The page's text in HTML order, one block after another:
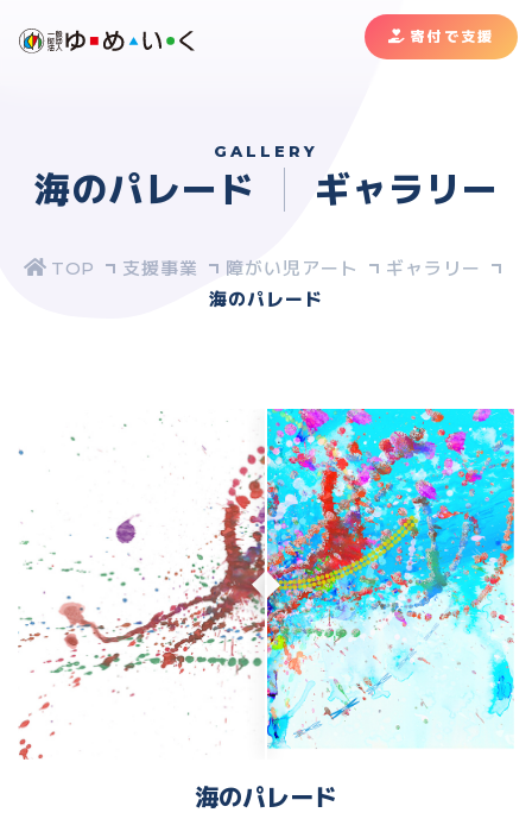
寄付で支援
GALLERY
海のパレード ギャラリー
支援事業 障がい児アート
ギャラリー
海のパレード
海のパレード